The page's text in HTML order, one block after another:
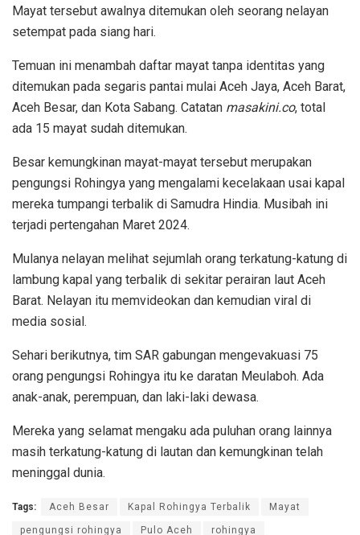
Mayat tersebut awalnya ditemukan oleh seorang nelayan
setempat pada siang hari.
Temuan ini menambah daftar mayat tanpa identitas yang
ditemukan pada segaris pantai mulai Aceh Jaya, Aceh Barat,
Aceh Besar, dan Kota Sabang. Catatan masakini.co, total
ada 15 mayat sudah ditemukan.
Besar kemungkinan mayat-mayat tersebut merupakan
pengungsi Rohingya yang mengalami kecelakaan usai kapal
mereka tumpangi terbalik di Samudra Hindia. Musibah ini
terjadi pertengahan Maret 2024.
Mulanya nelayan melihat sejumlah orang terkatung-katung di
lambung kapal yang terbalik di sekitar perairan laut Aceh
Barat. Nelayan itu memvideokan dan kemudian viral di
media sosial.
Sehari berikutnya, tim SAR gabungan mengevakuasi 75
orang pengungsi Rohingya itu ke daratan Meulaboh. Ada
anak-anak, perempuan, dan laki-laki dewasa.
Mereka yang selamat mengaku ada puluhan orang lainnya
masih terkatung-katung di lautan dan kemungkinan telah
meninggal dunia.
Tags: Aceh Besar Kapal Rohingya Terbalik Mayat
pengungsi rohingya Pulo Aceh rohingya